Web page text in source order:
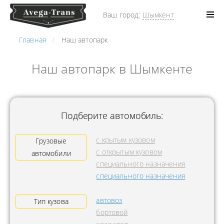
Ваш город: Шымкент
Главная Наш автопарк
Наш автопарк в Шымкенте
Подберите автомобиль:
Грузовые
автомобили
с крытым кузовом
с открытым кузовом
специального назначения
специального назначения
Тип кузова
автовоз
бортовой